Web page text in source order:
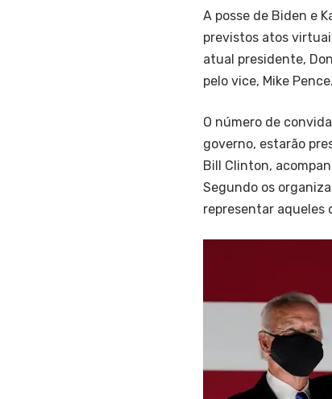
A posse de Biden e
previstos atos
atual presidente,
pelo vice, Mike Pence.
O número de
governo, estarão
Bill Clinton,
Segundo os
representar aqueles